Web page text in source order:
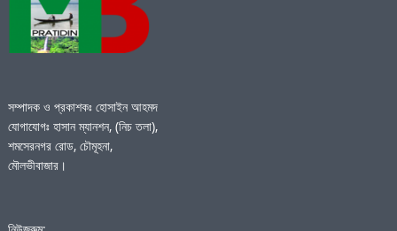
সম্পাদক ও প্রকাশকঃ হোসাইন আহমদ
যোগাযোগঃ হাসান ম্যানশন, (নিচ তলা),
শমসেরনগর রোড, চৌমূহনা,
মৌলভীবাজার।